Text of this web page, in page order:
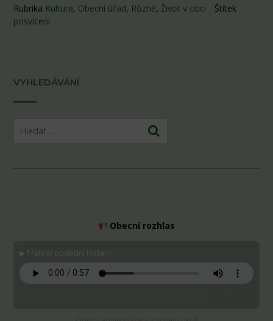
Rubrika Kultura, Obecní úřad, Různé, Život v obci
Štítek
posvícení
VYHLEDÁVÁNÍ
Obecní rozhlas
▶ Přehrát poslední hlášení: